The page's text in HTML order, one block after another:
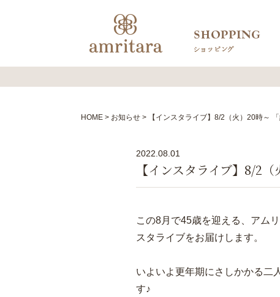
HOME お知らせ 【インスタライブ】8/2（火）20時～
2022.08.01
【インスタライブ】8/2
この8月で45歳を迎える、アム
スタライブをお届けします。
いよいよ更年期にさしかかる二
す♪